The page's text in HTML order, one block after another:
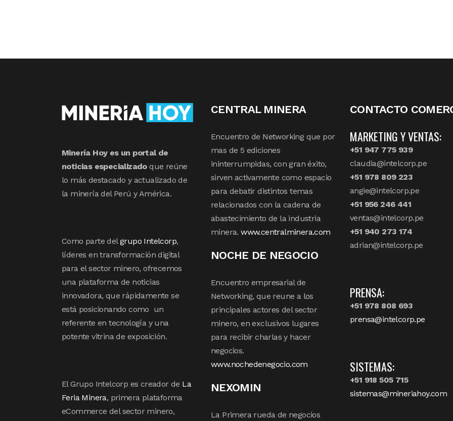
Minería Hoy es un portal de
noticias especializadoque reúne
lo más destacado y actualizado de
la minería del Perú y América.
Como parte delgrupo Intelcorp,
líderes en transformación digital
para el sector minero, ofrecemos
una plataforma de noticias
innovadora, que rápidamente se
está posicionando como un
referente en tecnología y una
potente vitrina de exposición.
El Grupo Intelcorp es creador de La
Feria Minera, primera plataforma
eCommerce del sector minero,
CENTRAL MINERA
Encuentro de Networking que por
mas de 5 ediciones
ininterrumpidas, con gran éxito,
sirven activamente como espacio
para debatir distintos temas
relacionados con la cadena de
abastecimiento de la industria
minera.www.centralminera.com
NOCHE DE NEGOCIO
Encuentro empresarial de
Networking, que reune a los
principales actores del sector
minero, en exclusivos lugares
para recibir charlas y hacer
negocios.
www.nochedenegocio.com
NEXOMIN
La Primera rueda de negocios
CONTACTO
MARKETING Y VENTAS:
+51 947 775 939
claudia@intelcorp.pe
+51 978 809 223
angie@intelcorp.pe
+51 956 246 441
ventas@intelcorp.pe
+51 940 273 174
adrian@intelcorp.pe
PRENSA:
+51 978 808 693
prensa@intelcorp.pe
SISTEMAS:
+51 918 505 715
sistemas@mineriahoy.com